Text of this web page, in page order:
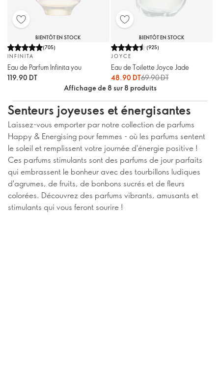
BIENTÔT EN STOCK
(705)
INFINITA
Eau de Parfum Infinita you
119.90 DT
BIENTÔT EN STOCK
(925)
JOYCE
Eau de Toilette Joyce Jade
48.90 DT69.90 DT
Affichage de 8 sur 8 produits
Senteurs joyeuses et énergisantes
Laissez-vous emporter par notre collection de parfums
Happy & Energising pour femmes - où les parfums sentent
le soleil et remplissent votre journée d'énergie positive !
Ces parfums stimulants sont des parfums de jour parfaits
qui embrassent le bonheur avec des tourbillons ludiques
d'agrumes, de fruits, de bonbons sucrés et de fleurs
colorées. Découvrez des parfums vibrants, amusants et
stimulants qui vous feront sourire !